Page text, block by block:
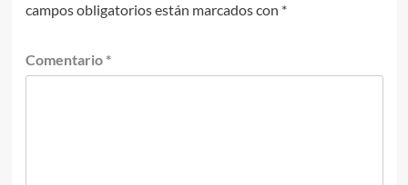
campos obligatorios están marcados con *
Comentario *